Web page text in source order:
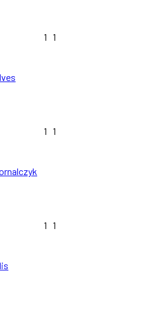
1 1
1 1
1 1